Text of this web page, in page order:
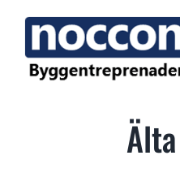
innehållet